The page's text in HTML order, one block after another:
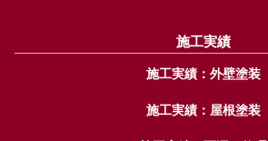
施工実績
施工実績：外壁塗装
施工実績：屋根塗装